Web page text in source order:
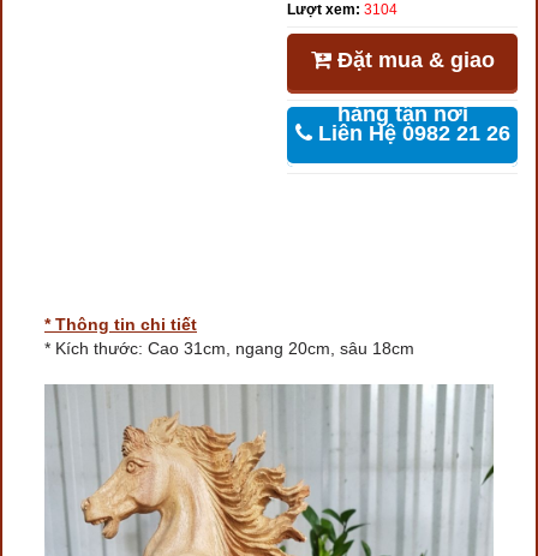
Lượt xem: 3104
Đặt mua & giao
hàng tận nơi
Liên Hệ 0982 21 26
* Thông tin chi tiết
* Kích thước: Cao 31cm, ngang 20cm, sâu 18cm